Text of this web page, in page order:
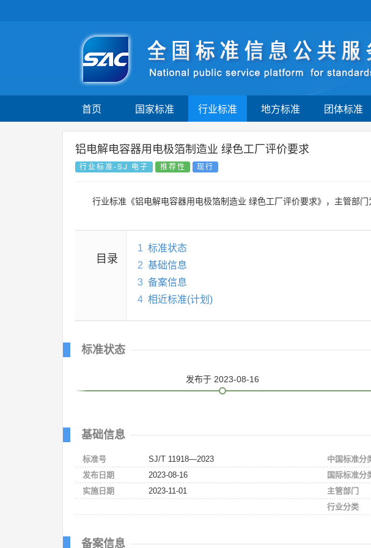
首页 国家标准 行业标准 地方标准 团体标准
铝电解电容器用电极箔制造业 绿色工厂评价要求
行业标准-SJ 电子 推荐性 现行
行业标准《铝电解电容器用电极箔制造业 绿色工厂评价要求》，主管部门
目录
1 标准状态
2 基础信息
3 备案信息
4 相近标准(计划)
标准状态
发布于 2023-08-16
基础信息
标准号
SJ/T 11918—2023
发布日期
2023-08-16
实施日期
2023-11-01
中国标准分
国际标准分
主管部门
行业分类
备案信息